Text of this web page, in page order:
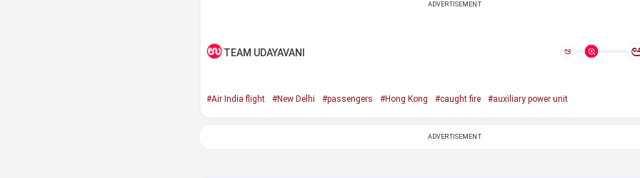
ADVERTISEMENT
TEAM UDAYAVANI ಅ
#Air India flight #New Delhi #passengers #Hong Kong #caught fire #auxiliary power unit
ADVERTISEMENT